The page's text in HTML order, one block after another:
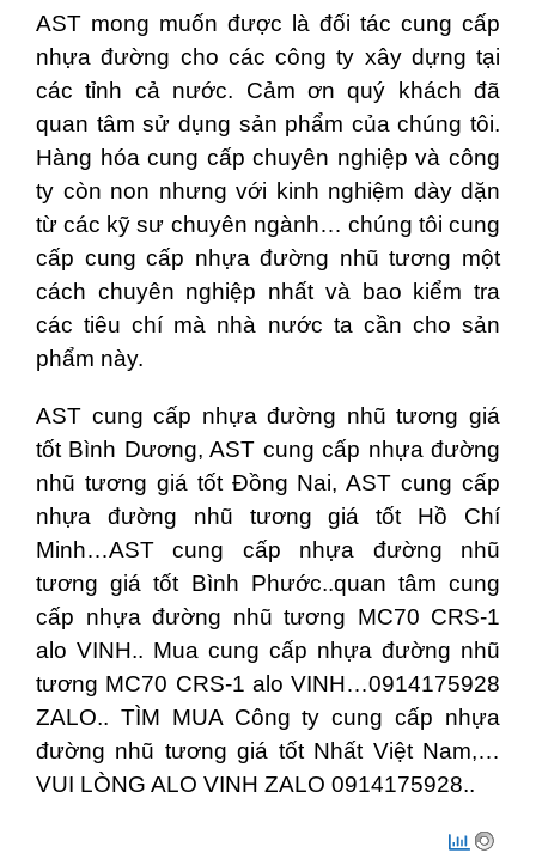
AST mong muốn được là đối tác cung cấp
nhựa đường cho các công ty xây dựng tại
các tỉnh cả nước. Cảm ơn quý khách đã
quan tâm sử dụng sản phẩm của chúng tôi.
Hàng hóa cung cấp chuyên nghiệp và công
ty còn non nhưng với kinh nghiệm dày dặn
từ các kỹ sư chuyên ngành… chúng tôi cung
cấp cung cấp nhựa đường nhũ tương một
cách chuyên nghiệp nhất và bao kiểm tra
các tiêu chí mà nhà nước ta cần cho sản
phẩm này.
AST cung cấp nhựa đường nhũ tương giá
tốt Bình Dương, AST cung cấp nhựa đường
nhũ tương giá tốt Đồng Nai, AST cung cấp
nhựa đường nhũ tương giá tốt Hồ Chí
Minh…AST cung cấp nhựa đường nhũ
tương giá tốt Bình Phước..quan tâm cung
cấp nhựa đường nhũ tương MC70 CRS-1
alo VINH.. Mua cung cấp nhựa đường nhũ
tương MC70 CRS-1 alo VINH…0914175928
ZALO.. TÌM MUA Công ty cung cấp nhựa
đường nhũ tương giá tốt Nhất Việt Nam,…
VUI LÒNG ALO VINH ZALO 0914175928..